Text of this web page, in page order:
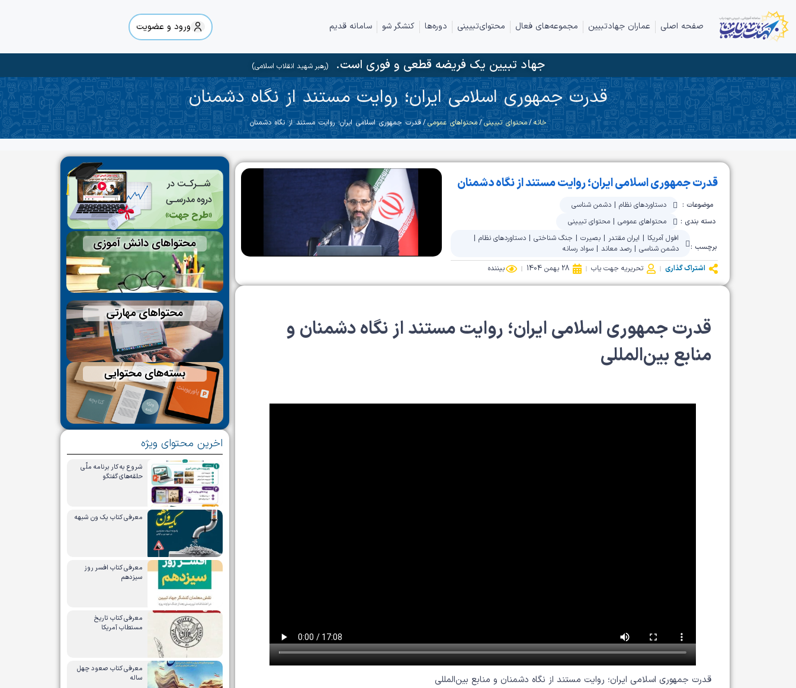
صفحه اصلی عماران جهادتبیین مجموعه‌های فعال محتوای‌تبیینی دوره‌ها کنشگر شو سامانه قدیم ورود و عضویت
جهاد تبیین یک فریضه قطعی و فوری است.(رهبر شهید انقلاب اسلامی)
قدرت جمهوری اسلامی ایران؛ روایت مستند از نگاه دشمنان
خانه/محتوای تبیینی/محتواهای عمومی/ قدرت جمهوری اسلامی ایران؛ روایت مستند از نگاه دشمنان
قدرت جمهوری اسلامی ایران؛ روایت مستند از نگاه دشمنان
موضوعات : دستاوردهای نظام| دشمن شناسی
دسته بندی :
محتواهای عمومی| محتوای تبیینی
برچسب :
افول آمریکا | ایران مقتدر | بصیرت| جنگ شناختی| دستاوردهای نظام|
دشمن شناسی| رصد معاند| سواد رسانه
اشتراک گذاری
تحریریه جهت یاب 28 بهمن 1404 بیننده
قدرت جمهوری اسلامی ایران؛ روایت مستند از نگاه دشمنان و
منابع بین‌المللی
قدرت جمهوری اسلامی ایران؛ روایت مستند از نگاه دشمنان و منابع بین‌المللی
اخرین محتوای ویژه
شروع به کار برنامه ملّی
حلقه‌های گفتگو
معرفی کتاب یک ون شبهه
معرفی کتاب افسر روز
سیزدهم
معرفی کتاب تاریخ
مستطاب آمریکا
معرفی کتاب صعود چهل
ساله